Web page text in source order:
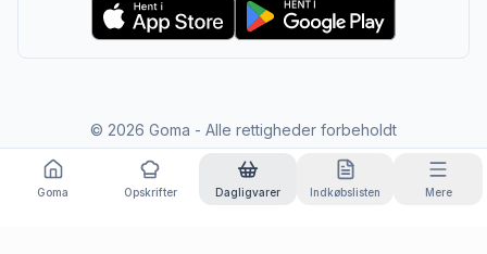
© 2026 Goma - Alle rettigheder forbeholdt
Goma Opskrifter Dagligvarer Indkøbslisten Mere